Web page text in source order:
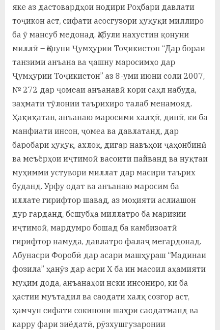
яке аз дастовардҳои нодири Роҳбари давлати
тоҷикон аст, сифати асосгузори ҳуқуқи миллиро
ба ӯ мансуб медонад. Қабули нахустин қонуни
миллӣ – Қонуни Ҷумҳурии Тоҷикистон “Дар бораи
танзими анъана ва ҷашну маросимҳо дар
Ҷумҳурии Тоҷикистон” аз 8-уми июни соли 2007,
№ 272 дар ҷомеаи анъанавӣ кори саҳл набуда,
заҳмати тӯлонии таърихиро талаб менамояд.
Ҳақиқатан, анъанаю маросими халқӣ, динӣ, ки ба
манфиати инсон, ҷомеа ва давлатанд, дар
баробари ҳуқуқ, ахлоқ, дигар навъҳои ҷаҳонбинӣ
ва меъёрҳои иҷтимоӣ васоити пайванд ва нуқтаи
муҳимми устувори миллат дар масири таърих
буданд. Урфу одат ва анъанаю маросим ба
иллате гирифтор шавад, аз моҳияти аслиашон
дур гарданд, бешубҳа миллатро ба маризии
иҷтимоӣ, мардумро бошад ба камбизоатӣ
гирифтор намуда, давлатро фалаҷ мегардонад.
Абунасри Форобӣ дар асари машҳураш “Мадинаи
фозила” ҳанӯз дар асри Х ба ин масоил аҳамияти
муҳим дода, анъанаҳои неки инсониро, ки ба
ҳастии муътадил ва саодати халқ созгор аст,
ҳамчун сифати сокинони шаҳри саодатманд ва
карру фари зиёдатӣ, рӯзхушгузаронии